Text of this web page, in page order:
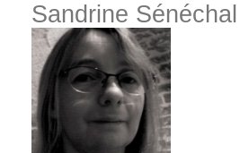
Sandrine Sénéchal